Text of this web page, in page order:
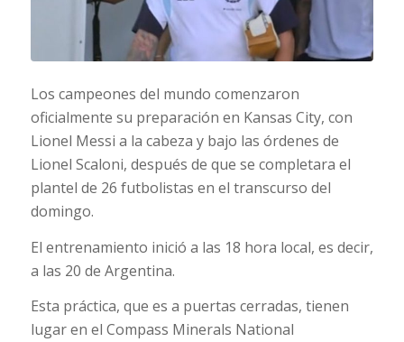
Los campeones del mundo comenzaron
oficialmente su preparación en Kansas City, con
Lionel Messi a la cabeza y bajo las órdenes de
Lionel Scaloni, después de que se completara el
plantel de 26 futbolistas en el transcurso del
domingo.
El entrenamiento inició a las 18 hora local, es decir,
a las 20 de Argentina.
Esta práctica, que es a puertas cerradas, tienen
lugar en el Compass Minerals National